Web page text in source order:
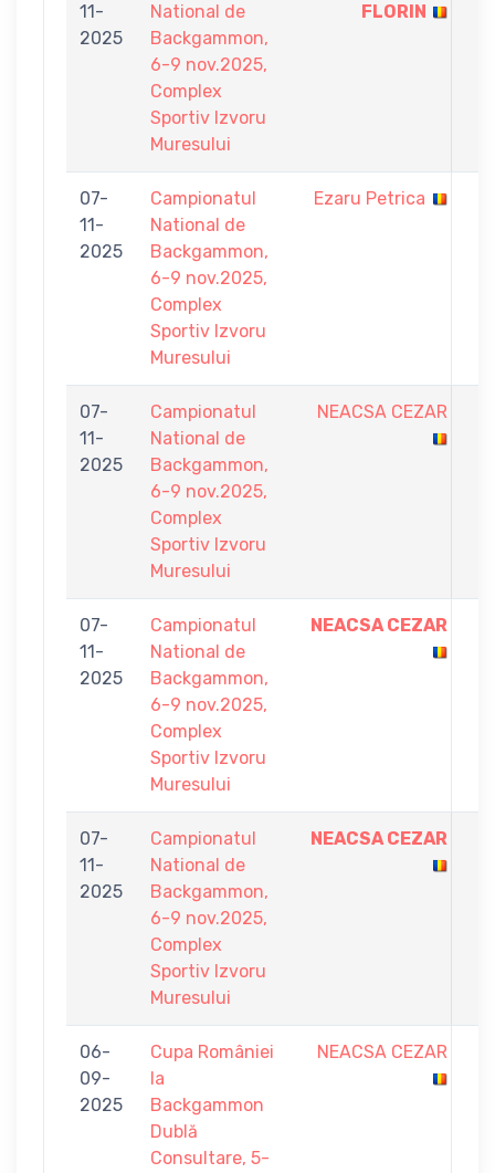
11-
2025
National de
Backgammon,
6-9 nov.2025,
Complex
Sportiv Izvoru
Muresului
FLORIN
07-
11-
2025
Campionatul
National de
Backgammon,
6-9 nov.2025,
Complex
Sportiv Izvoru
Muresului
Ezaru Petrica
07-
11-
2025
Campionatul
National de
Backgammon,
6-9 nov.2025,
Complex
Sportiv Izvoru
Muresului
NEACSA CEZAR
07-
11-
2025
Campionatul
National de
Backgammon,
6-9 nov.2025,
Complex
Sportiv Izvoru
Muresului
NEACSA CEZAR
07-
11-
2025
Campionatul
National de
Backgammon,
6-9 nov.2025,
Complex
Sportiv Izvoru
Muresului
NEACSA CEZAR
06-
09-
2025
Cupa României
la
Backgammon
Dublă
Consultare, 5-
NEACSA CEZAR